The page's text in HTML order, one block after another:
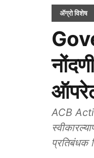
ॲग्रो विशेष
ACB
प्रतिबंधक